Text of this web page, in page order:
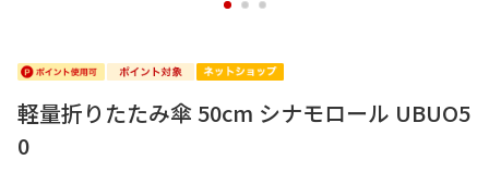
1 2 3
軽量折りたたみ傘 50cm シナモロール UBUO5
0